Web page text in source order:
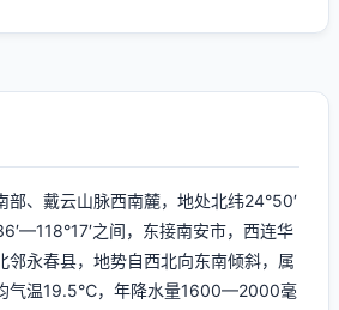
部、戴云山脉西南麓，地处北纬24°50′
之间，东接南安市，西连华
邻永春县，地势自西北向东南倾斜，属
气温19.5℃，年降水量1600—2000毫